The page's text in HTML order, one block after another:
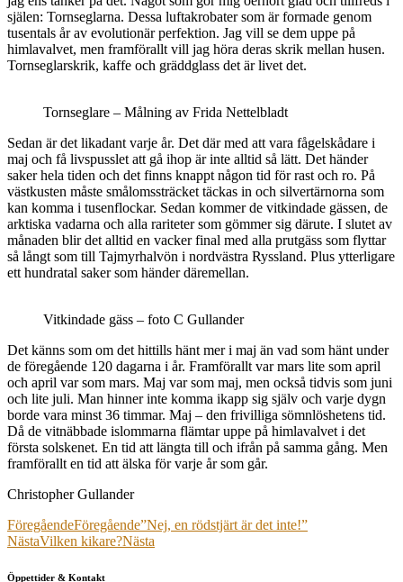
själen: Tornseglarna. Dessa luftakrobater som är formade genom
tusentals år av evolutionär perfektion. Jag vill se dem uppe på
himlavalvet, men framförallt vill jag höra deras skrik mellan husen.
Tornseglarskrik, kaffe och gräddglass det är livet det.
Tornseglare – Målning av Frida Nettelbladt
Sedan är det likadant varje år. Det där med att vara fågelskådare i
maj och få livspusslet att gå ihop är inte alltid så lätt. Det händer
saker hela tiden och det finns knappt någon tid för rast och ro. På
västkusten måste smålomssträcket täckas in och silvertärnorna som
kan komma i tusenflockar. Sedan kommer de vitkindade gässen, de
arktiska vadarna och alla rariteter som gömmer sig därute. I slutet av
månaden blir det alltid en vacker final med alla prutgäss som flyttar
så långt som till Tajmyrhalvön i nordvästra Ryssland. Plus ytterligare
ett hundratal saker som händer däremellan.
Vitkindade gäss – foto C Gullander
Det känns som om det hittills hänt mer i maj än vad som hänt under
de föregående 120 dagarna i år. Framförallt var mars lite som april
och april var som mars. Maj var som maj, men också tidvis som juni
och lite juli. Man hinner inte komma ikapp sig själv och varje dygn
borde vara minst 36 timmar. Maj – den frivilliga sömnlöshetens tid.
Då de vitnäbbade islommarna flämtar uppe på himlavalvet i det
första solskenet. En tid att längta till och ifrån på samma gång. Men
framförallt en tid att älska för varje år som går.
Christopher Gullander
FöregåendeFöregående”Nej, en rödstjärt är det inte!”
NästaVilken kikare?Nästa
Öppettider & Kontakt